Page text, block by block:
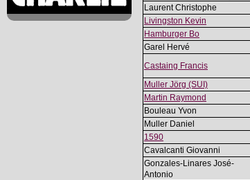
Laurent Christophe
Livingston Kevin
Hamburger Bo
Garel Hervé
Castaing Francis
Muller Jörg (SUI)
Martin Raymond
Bouleau Yvon
Muller Daniel
1590
Cavalcanti Giovanni
Gonzales-Linares José-
Antonio